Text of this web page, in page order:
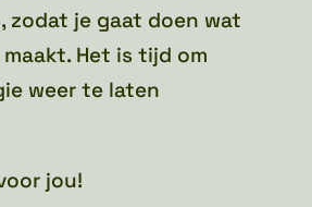
zodat je gaat doen wat
Het is tijd om
weer te laten
jou!